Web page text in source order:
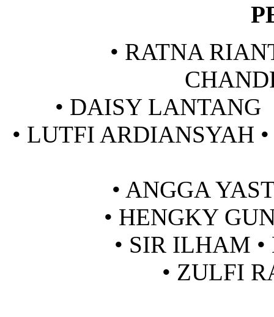
• RATNA
• DAISY LANTANG
• LUTFI ARDIANSYAH
• ANGGA
• HENGKY
• SIR ILHAM
• ZULFI